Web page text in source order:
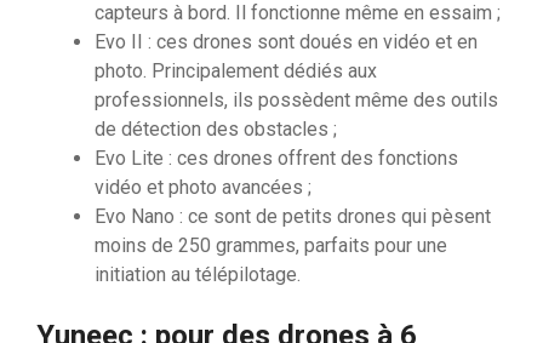
capteurs à bord. Il fonctionne même en essaim ;
Evo II : ces drones sont doués en vidéo et en
photo. Principalement dédiés aux
professionnels, ils possèdent même des outils
de détection des obstacles ;
Evo Lite : ces drones offrent des fonctions
vidéo et photo avancées ;
Evo Nano : ce sont de petits drones qui pèsent
moins de 250 grammes, parfaits pour une
initiation au télépilotage.
Yuneec : pour des drones à 6